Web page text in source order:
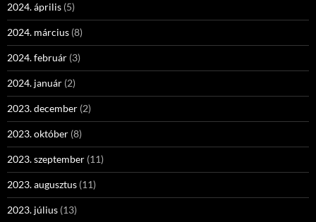
2024. április (5)
2024. március (8)
2024. február (3)
2024. január (2)
2023. december (2)
2023. október (8)
2023. szeptember (11)
2023. augusztus (11)
2023. július (13)